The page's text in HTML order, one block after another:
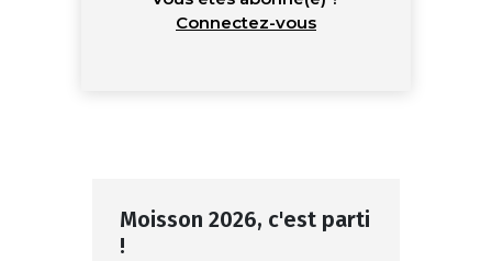
Connectez-vous
Moisson 2026, c'est parti
!